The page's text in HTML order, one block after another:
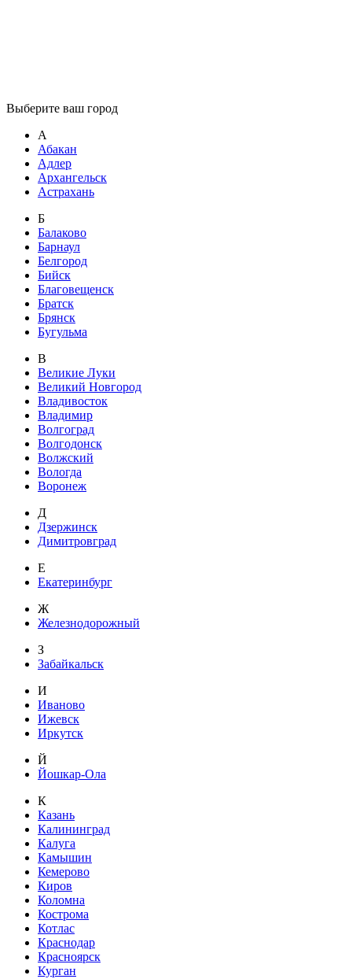
Выберите ваш город
А
Абакан
Адлер
Архангельск
Астрахань
Б
Балаково
Барнаул
Белгород
Бийск
Благовещенск
Братск
Брянск
Бугульма
В
Великие Луки
Великий Новгород
Владивосток
Владимир
Волгоград
Волгодонск
Волжский
Вологда
Воронеж
Д
Дзержинск
Димитровград
Е
Екатеринбург
Ж
Железнодорожный
З
Забайкальск
И
Иваново
Ижевск
Иркутск
Й
Йошкар-Ола
К
Казань
Калининград
Калуга
Камышин
Кемерово
Киров
Коломна
Кострома
Котлас
Краснодар
Красноярск
Курган